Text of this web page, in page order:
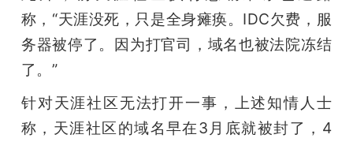
专
题
爱
称，“天涯没死，只是全身瘫痪。IDC欠费，服
务器被停了。因为打官司，域名也被法院冻结
了。”
针对天涯社区无法打开一事，上述知情人士
称，天涯社区的域名早在3月底就被封了，4